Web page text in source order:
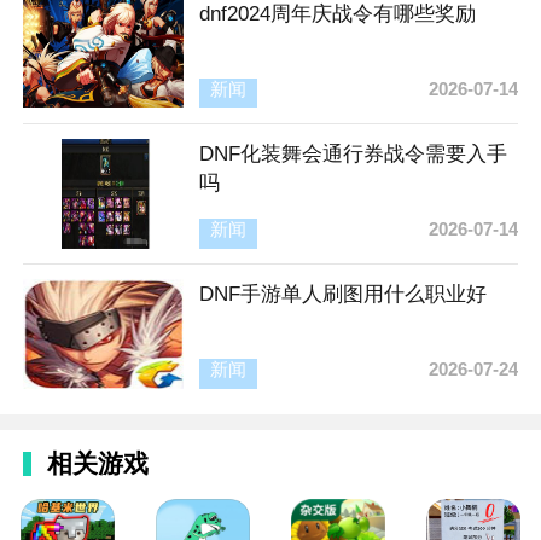
dnf2024周年庆战令有哪些奖励
新闻 2026-07-14
DNF化装舞会通行券战令需要入手
吗
新闻 2026-07-14
DNF手游单人刷图用什么职业好
新闻 2026-07-24
相关游戏